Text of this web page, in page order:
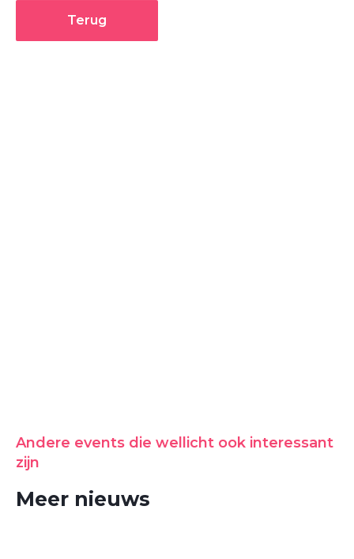
Terug
Andere events die wellicht ook interessant
zijn
Meer nieuws